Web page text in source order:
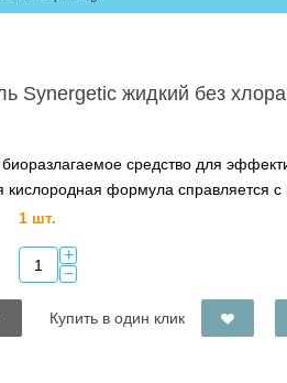
Synergetic жидкий без
средство для
кислородная формула справляется
1 шт.
+
−
Купить в один клик